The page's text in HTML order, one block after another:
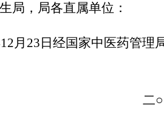
局，局各直属单位：
月23日经国家中医药管理
二